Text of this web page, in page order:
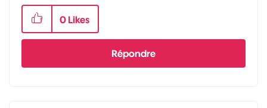
0 Likes
Répondre